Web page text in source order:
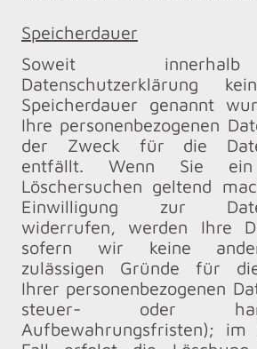
Speicherdauer
Soweit
Datenschutzerklärung
Speicherdauer genannt
Ihre personenbezogenen
der Zweck für die
entfällt. Wenn Sie ein
Löschersuchen geltend
Einwilligung zur
widerrufen, werden Ihre
sofern wir keine
zulässigen Gründe für
Ihrer personenbezogenen
steuer- oder
Aufbewahrungsfristen); im